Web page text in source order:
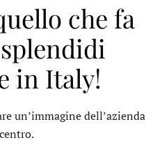
che fa
in Italy!
un’immagine dell’azienda